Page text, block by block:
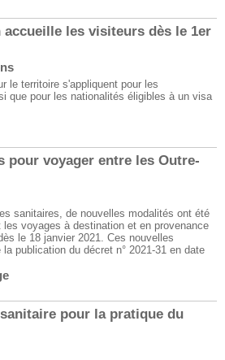
accueille les visiteurs dès le 1er
le territoire s'appliquent pour les
que pour les nationalités éligibles à un visa
pour voyager entre les Outre-
sanitaires, de nouvelles modalités ont été
voyages à destination et en provenance
le 18 janvier 2021. Ces nouvelles
publication du décret n° 2021-31 en date
pour la pratique du